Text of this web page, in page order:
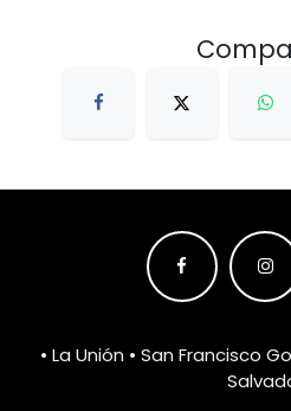
• La Unión • San Francisco